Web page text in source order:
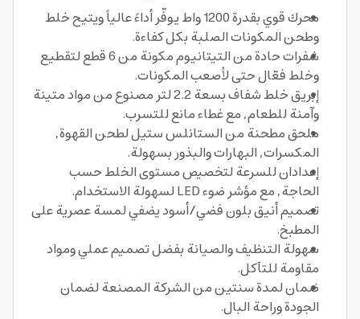
محرك قوي بقدرة 1200 واط يوفّر أداءً عالياً ويتيح خلط
وطحن المكونات الصلبة بكل كفاءة.
شفرات حادة من التيتانيوم مكونة من 6 قطع لتقطيع
وخلط فعّال حتى لأصعب المكونات.
إبريق خلط شفاف بسعة 2.2 لتر مصنوع من مواد متينة
وآمنة للطعام, مع غطاء مانع للتسرب.
ملحق مطحنة من الستانلس ستيل لطحن القهوة,
المكسرات, البهارات والبذور بسهولة.
إعدادان للسرعة لتخصيص مستوى الخلط حسب
الحاجة, مع مؤشر ضوء LED لسهولة الاستخدام.
تصميم أنيق بلون فضي/أسود يضفي لمسة عصرية على
المطبخ.
سهولة التنظيف والصيانة بفضل تصميم عملي ومواد
مقاومة للتآكل.
ضمان لمدة سنتين من الشركة المصنعة لضمان
الجودة وراحة البال.